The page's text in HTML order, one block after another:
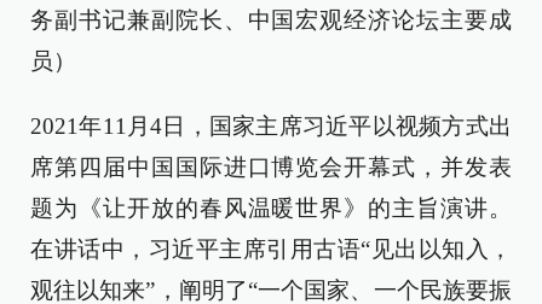
务副书记兼副院长、中国宏观经济论坛主要成
员）
2021年11月4日，国家主席习近平以视频方式出
席第四届中国国际进口博览会开幕式，并发表
题为《让开放的春风温暖世界》的主旨演讲。
在讲话中，习近平主席引用古语“见出以知入，
观往以知来”，阐明了“一个国家、一个民族要振